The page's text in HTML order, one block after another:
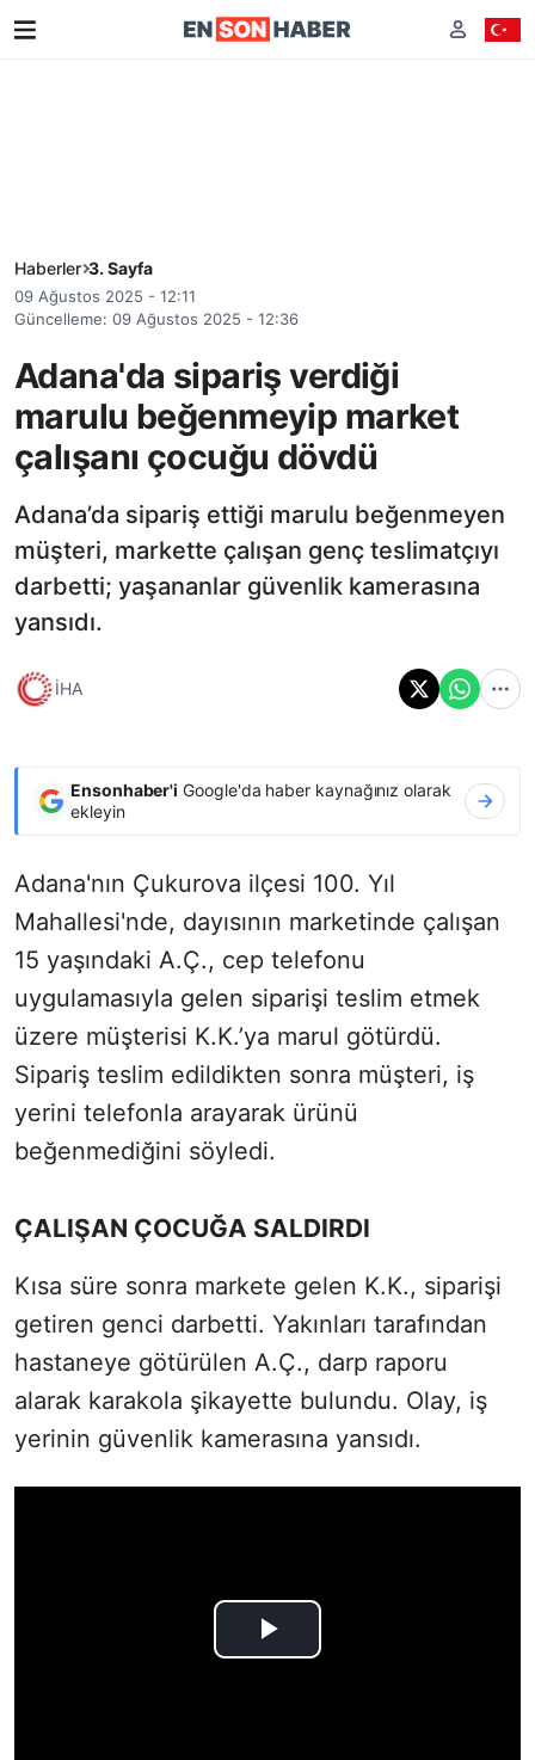
Haberler 3. Sayfa
09 Ağustos 2025 - 12:11
Güncelleme: 09 Ağustos 2025 - 12:36
Adana'da sipariş verdiği
marulu beğenmeyip market
çalışanı çocuğu dövdü
Adana’da sipariş ettiği marulu beğenmeyen
müşteri, markette çalışan genç teslimatçıyı
darbetti; yaşananlar güvenlik kamerasına
yansıdı.
İHA
Ensonhaber'i Google'da haber kaynağınız olarak
ekleyin
Adana'nın Çukurova ilçesi 100. Yıl
Mahallesi'nde, dayısının marketinde çalışan
15 yaşındaki A.Ç., cep telefonu
uygulamasıyla gelen siparişi teslim etmek
üzere müşterisi K.K.’ya marul götürdü.
Sipariş teslim edildikten sonra müşteri, iş
yerini telefonla arayarak ürünü
beğenmediğini söyledi.
ÇALIŞAN ÇOCUĞA SALDIRDI
Kısa süre sonra markete gelen K.K., siparişi
getiren genci darbetti. Yakınları tarafından
hastaneye götürülen A.Ç., darp raporu
alarak karakola şikayette bulundu. Olay, iş
yerinin güvenlik kamerasına yansıdı.